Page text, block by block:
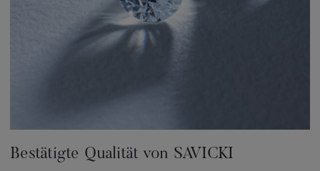
Bestätigte Qualität von SAVICKI